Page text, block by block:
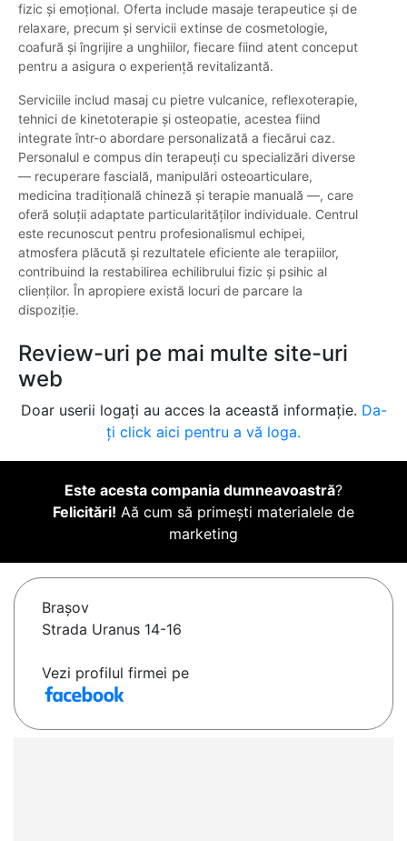
fizic și emoțional. Oferta include masaje terapeutice și de
relaxare, precum și servicii extinse de cosmetologie,
coafură și îngrijire a unghiilor, fiecare fiind atent conceput
pentru a asigura o experiență revitalizantă.
Serviciile includ masaj cu pietre vulcanice, reflexoterapie,
tehnici de kinetoterapie și osteopatie, acestea fiind
integrate într-o abordare personalizată a fiecărui caz.
Personalul e compus din terapeuți cu specializări diverse
— recuperare fascială, manipulări osteoarticulare,
medicina tradițională chineză și terapie manuală —, care
oferă soluții adaptate particularităților individuale. Centrul
este recunoscut pentru profesionalismul echipei,
atmosfera plăcută și rezultatele eficiente ale terapiilor,
contribuind la restabilirea echilibrului fizic și psihic al
clienților. În apropiere există locuri de parcare la
dispoziție.
Review-uri pe mai multe site-uri
web
Doar userii logați au acces la această informație. Da-
ți click aici pentru a vă loga.
Este acesta compania dumneavoastră?
Felicitări! Aă cum să primești materialele de
marketing
Braşov
Strada Uranus 14-16
Vezi profilul firmei pe